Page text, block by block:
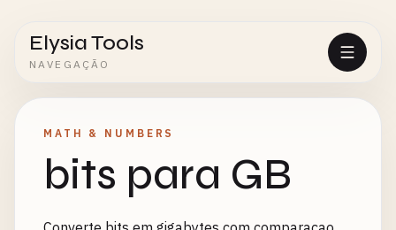
Elysia Tools
NAVEGAÇÃO
MATH & NUMBERS
bits para GB